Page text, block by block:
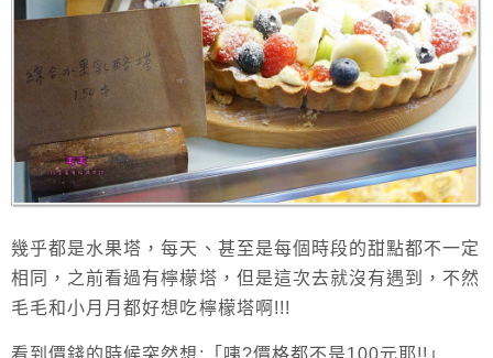
幾乎都是水果塔，每天、甚至是每個時段的甜點都不一定
相同，之前看過有檸檬塔，但是這次去就沒有遇到，不然
毛毛和小月月都好想吃檸檬塔啊!!!
看到價錢的時候突然想:「咦?價格都不是100元耶!!」